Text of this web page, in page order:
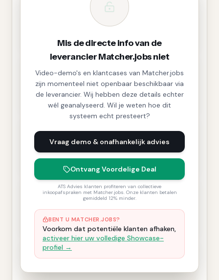
Mis de directe info van de
leverancier Matcher.jobs niet
Video-demo's en klantcases van Matcher.jobs
zijn momenteel niet openbaar beschikbaar via
de leverancier. Wij hebben deze details echter
wél geanalyseerd. Wil je weten hoe dit
systeem echt presteert?
Vraag demo & onafhankelijk advies
Ontvang Voordelige Deal
ATS Advies klanten profiteren van collectieve
inkoopafspraken met Matcher.jobs. Onze klanten betalen
gemiddeld 12% minder.
BENT U MATCHER.JOBS?
Voorkom dat potentiële klanten afhaken,
activeer hier uw volledige Showcase-
profiel →